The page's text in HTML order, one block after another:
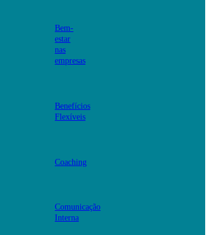
Bem-
estar
nas
empresas
Benefícios
Flexíveis
Coaching
Comunicação
Interna